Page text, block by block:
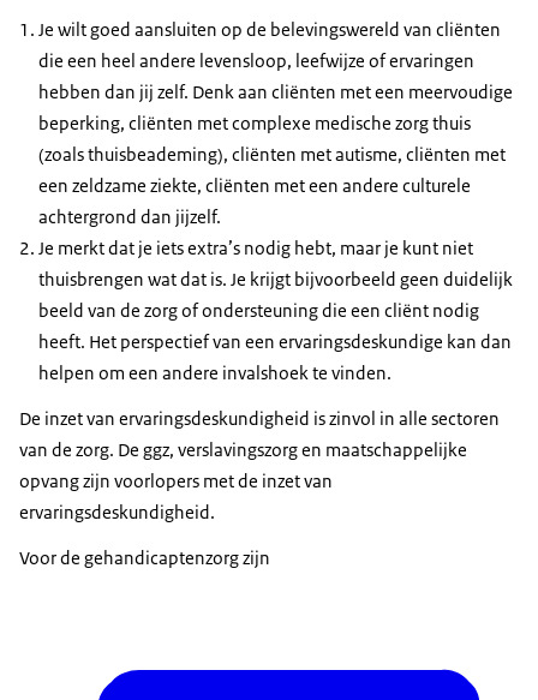
en collectieve ervaringskennis van belang.
Individuele ervaringskennis: de persoon reflecteert
op de eigen ervaringen.
Collectieve ervaringskennis: door gezamenlijk
ervaringen te bespreken kunnen overeenkomsten
naar boven komen die de individuele ervaringen
overstijgen. Aansluiten bij de ervaringen van anderen
brengt de kennis naar een hoger niveau en wordt
collectieve ervaringskennis.
Gemeenschappelijke aspecten kunnen individuen weer
nieuwe inzichten geven.
Ervaringsdeskundigheid
Ervaringsdeskundigheid bestaat uit ervaringen en
deskundigheid.
ervaringsdeskundigen bijvoorbeeld snel een
meespelen in bepaalde situaties. Dat kan extra
leven:
hoe ze aan te spreken
hoe ze aan te wen­den voor het eigen herstel
hoe om te gaan met de regels
hoe om te gaan met de bureaucratie, enzovoort
Deskundig omgaan met maatschappelijke reacties,
zowel positieve als negatieve. Bijvoorbeeld hoe om
te gaan met mantelzorg en burenhulp of hoe om te
gaan met stigmatisering en uitstoting, hoe exclusie te
voorkomen en participatie respectievelijk
maatschappelijk herstel te realiseren.
steunen bijherstel, ook in bijvoorbeeld
zelfhulpgroepen of herstelgroepen.
De eerste drie aspecten zijn individueel, maar kunnen
worden.
Je wilt goed aansluiten op de belevingswereld van cliënten
die een heel andere levensloop, leefwijze of ervaringen
hebben dan jij zelf. Denk aan cliënten met een meervoudige
beperking, cliënten met complexe medische zorg thuis
(zoals thuisbeademing), cliënten met autisme, cliënten met
een zeldzame ziekte, cliënten met een andere culturele
achtergrond dan jijzelf.
Je merkt dat je iets extra’s nodig hebt, maar je kunt niet
thuisbrengen wat dat is. Je krijgt bijvoorbeeld geen duidelijk
beeld van de zorg of ondersteuning die een cliënt nodig
heeft. Het perspectief van een ervaringsdeskundige kan dan
helpen om een andere invalshoek te vinden.
De inzet van ervaringsdeskundigheid is zinvol in alle sectoren
van de zorg. De ggz, verslavingszorg en maatschappelijke
opvang zijn voorlopers met de inzet van
ervaringsdeskundigheid.
Voor de gehandicaptenzorg zijn